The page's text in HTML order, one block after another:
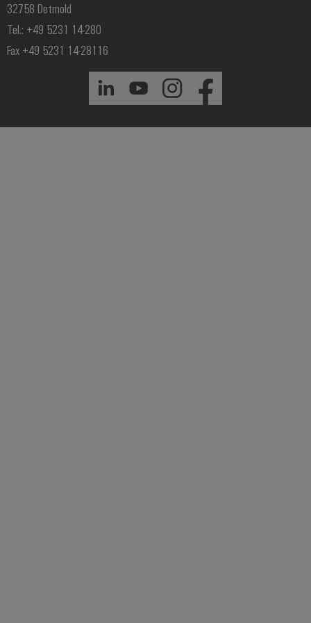
32758 Detmold
Tel.: +49 5231 14-280
Fax +49 5231 14-28116